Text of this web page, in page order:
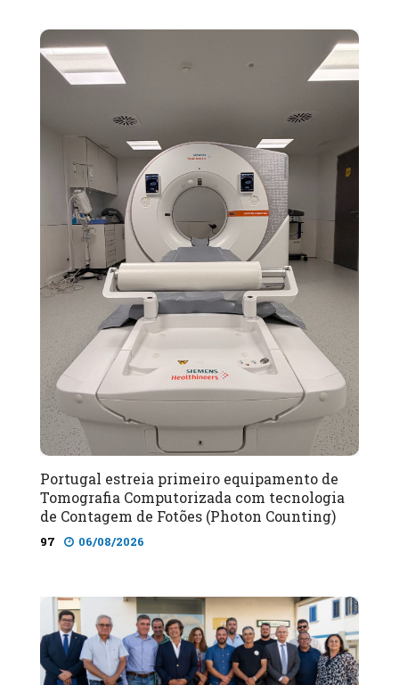
Portugal estreia primeiro equipamento de
Tomografia Computorizada com tecnologia
de Contagem de Fotões (Photon Counting)
97 06/08/2026